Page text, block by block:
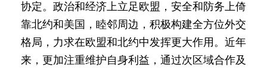
协定。政治和经济上立足欧盟，安全和防务上倚
靠北约和美国，睦邻周边，积极构建全方位外交
格局，力求在欧盟和北约中发挥更大作用。近年
来，更加注重维护自身利益，通过次区域合作及